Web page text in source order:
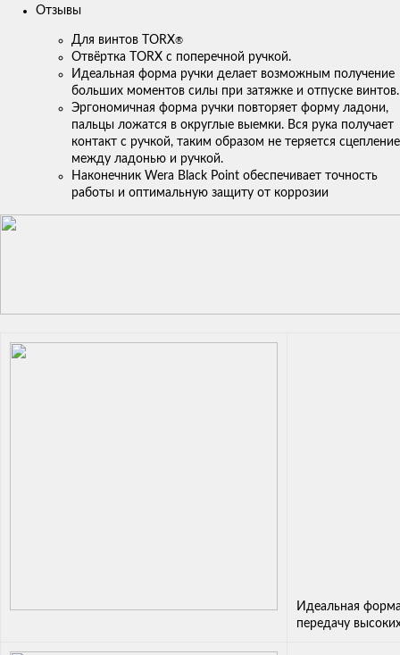
Отзывы
Для винтов TORX®
Отвёртка TORX с поперечной ручкой.
Идеальная форма ручки делает возможным получение
больших моментов силы при затяжке и отпуске винтов.
Эргономичная форма ручки повторяет форму ладони,
пальцы ложатся в округлые выемки. Вся рука получает
контакт с ручкой, таким образом не теряется сцепление
между ладонью и ручкой.
Наконечник Wera Black Point обеспечивает точность
работы и оптимальную защиту от коррозии
Идеальная
передачу